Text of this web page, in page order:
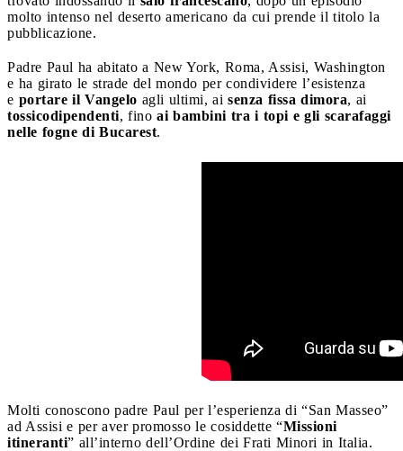
molto intenso nel deserto americano da cui prende il titolo la
pubblicazione.
Padre Paul ha abitato a New York, Roma, Assisi, Washington
e ha girato le strade del mondo per condividere l’esistenza
e portare il Vangelo agli ultimi, ai senza fissa dimora, ai
tossicodipendenti, fino ai bambini tra i topi e gli scarafaggi
nelle fogne di Bucarest.
Molti conoscono padre Paul per l’esperienza di “San Masseo”
ad Assisi e per aver promosso le cosiddette “Missioni
itineranti” all’interno dell’Ordine dei Frati Minori in Italia.